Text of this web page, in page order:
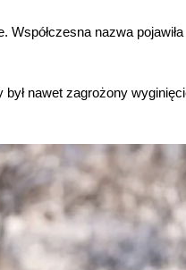
nazwa
był nawet zagrożony